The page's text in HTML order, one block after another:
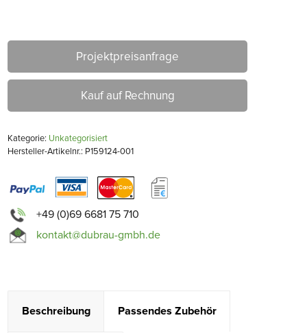
Projektpreisanfrage
Kauf auf Rechnung
Kategorie: Unkategorisiert
Hersteller-Artikelnr.: P159124-001
+49 (0)69 6681 75 710
kontakt@dubrau-gmbh.de
Beschreibung Passendes Zubehör